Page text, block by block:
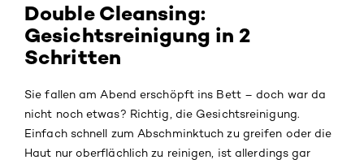
Double Cleansing:
Gesichtsreinigung in 2
Schritten
Sie fallen am Abend erschöpft ins Bett – doch war da
nicht noch etwas? Richtig, die Gesichtsreinigung.
Einfach schnell zum Abschminktuch zu greifen oder die
Haut nur oberflächlich zu reinigen, ist allerdings gar